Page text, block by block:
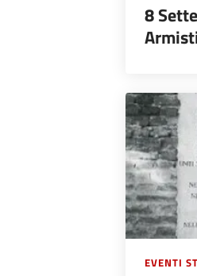
8
EVENTI